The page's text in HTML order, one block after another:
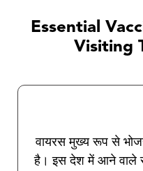
के लिए सावधानी बरतें
खिलाफ कोई टीका
चिकित्सक आपको
Essential
Visiting
वायरस मुख्य रूप से
है। इस देश में आने वाले